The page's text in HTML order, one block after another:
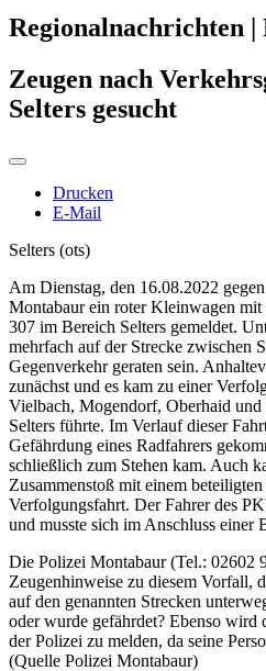
Regionalnachrichten |
Zeugen nach
Selters gesucht
Drucken
E-Mail
Selters (ots)
Am Dienstag, den 16.08.2022
Montabaur ein roter Kleinwagen
307 im Bereich Selters gemeldet.
mehrfach auf der Strecke zwischen
Gegenverkehr geraten sein.
zunächst und es kam zu einer
Vielbach, Mogendorf, Oberhaid und
Selters führte. Im Verlauf dieser
Gefährdung eines Radfahrers
schließlich zum Stehen kam. Auch
Zusammenstoß mit einem
Verfolgungsfahrt. Der Fahrer des
und musste sich im Anschluss einer
Die Polizei Montabaur (Tel.: 02602
Zeugenhinweise zu diesem Vorfall,
auf den genannten Strecken
oder wurde gefährdet? Ebenso wird
der Polizei zu melden, da seine
(Quelle Polizei Montabaur)